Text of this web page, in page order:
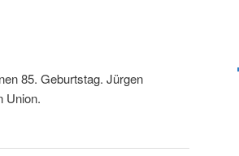
85. Geburtstag. Jürgen
Union.